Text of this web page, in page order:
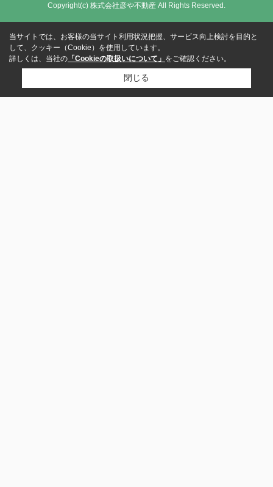
Copyright(c) 株式会社彦や不動産 All Rights Reserved.
当サイトでは、お客様の当サイト利用状況把握、サービス向上検討を目的と
して、クッキー（Cookie）を使用しています。
詳しくは、当社の 「Cookieの取扱いについて」 をご確認ください。
閉じる